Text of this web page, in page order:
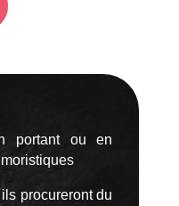
portant ou en
procureront du